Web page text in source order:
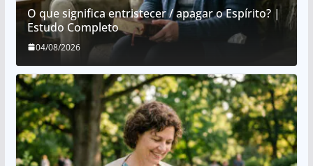
O que significa entristecer / apagar o Espírito? |
Estudo Completo
04/08/2026